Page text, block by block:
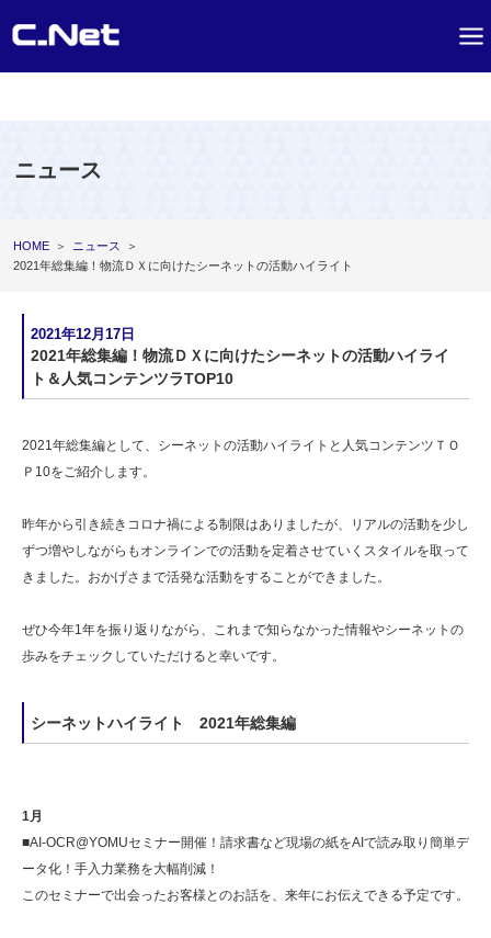
ニュース
HOME ＞ ニュース
＞
2021年総集編！物流ＤＸに向けたシーネットの活動ハイライト
2021年12月17日
2021年総集編！物流ＤＸに向けたシーネットの活動ハイライ
ト＆人気コンテンツラTOP10
2021年総集編として、シーネットの活動ハイライトと人気コンテンツＴＯ
Ｐ10をご紹介します。
昨年から引き続きコロナ禍による制限はありましたが、リアルの活動を少し
ずつ増やしながらもオンラインでの活動を定着させていくスタイルを取って
きました。おかげさまで活発な活動をすることができました。
ぜひ今年1年を振り返りながら、これまで知らなかった情報やシーネットの
歩みをチェックしていただけると幸いです。
シーネットハイライト 2021年総集編
1月
■AI-OCR@YOMUセミナー開催！請求書など現場の紙をAIで読み取り簡単デ
ータ化！手入力業務を大幅削減！
このセミナーで出会ったお客様とのお話を、来年にお伝えできる予定です。